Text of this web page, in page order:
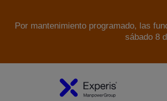
Por mantenimiento programado, las
sábado 8